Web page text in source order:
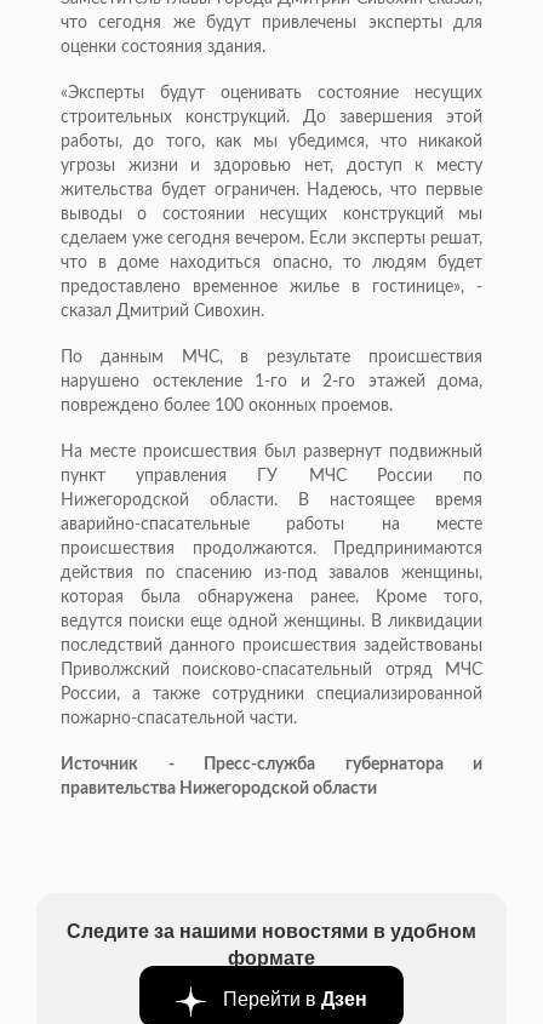
что сегодня же будут привлечены эксперты для
оценки состояния здания.
«Эксперты будут оценивать состояние несущих
строительных конструкций. До завершения этой
работы, до того, как мы убедимся, что никакой
угрозы жизни и здоровью нет, доступ к месту
жительства будет ограничен. Надеюсь, что первые
выводы о состоянии несущих конструкций мы
сделаем уже сегодня вечером. Если эксперты решат,
что в доме находиться опасно, то людям будет
предоставлено временное жилье в гостинице», -
сказал Дмитрий Сивохин.
По данным МЧС, в результате происшествия
нарушено остекление 1-го и 2-го этажей дома,
повреждено более 100 оконных проемов.
На месте происшествия был развернут подвижный
пункт управления ГУ МЧС России по
Нижегородской области. В настоящее время
аварийно-спасательные работы на месте
происшествия продолжаются. Предпринимаются
действия по спасению из-под завалов женщины,
которая была обнаружена ранее. Кроме того,
ведутся поиски еще одной женщины. В ликвидации
последствий данного происшествия задействованы
Приволжский поисково-спасательный отряд МЧС
России, а также сотрудники специализированной
пожарно-спасательной части.
Источник - Пресс-служба губернатора и
правительства Нижегородской области
Следите за нашими новостями в удобном
формате
Перейти в Дзен